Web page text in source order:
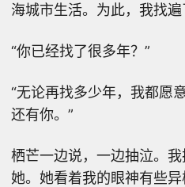
海城市生活。为此，我找
“你已经找了很多年？”
“无论再找多少年，我都愿
还有你。”
栖芒一边说，一边抽泣。
她。她看着我的眼神有些